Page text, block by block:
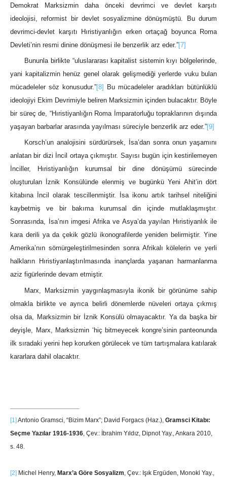
Demokrat Marksizmin daha önceki devrimci ve devlet karşıtı
ideolojisi, reformist bir devlet sosyalizmine dönüşmüştü. Bu durum
devrimci-devlet karşıtı Hıristiyanlığın erken ortaçağ boyunca Roma
Devleti’nin resmi dinine dönüşmesi ile benzerlik arz eder.”[7]
Bununla birlikte “uluslararası kapitalist sistemin kıyı bölgelerinde,
yani kapitalizmin henüz genel olarak gelişmediği yerlerde vuku bulan
mücadeleler söz konusudur.”[8]
Bu mücadeleler aradıkları bütünlüklü
ideolojiyi Ekim Devrimiyle beliren Marksizmin içinden bulacaktır. Böyle
bir süreç de, “Hıristiyanlığın Roma İmparatorluğu topraklarının dışında
yaşayan barbarlar arasında yayılması süreciyle benzerlik arz eder.”[9]
Korsch’un analojisini sürdürürsek, İsa’dan sonra onun yaşamını
anlatan bir dizi İncil ortaya çıkmıştır. Sayısı bugün için kestirilemeyen
İnciller, Hıristiyanlığın kurumsal bir dine dönüşümü sürecinde
oluşturulan İznik Konsülünde elenmiş ve bugünkü Yeni Ahit’in dört
kitabına İncil olarak tescillenmiştir. İsa ikonu artık tarihsel niteliğini
kaybetmiş ve bir bakıma kurumsal din içinde mutlaklaşmıştır.
Sonrasında, İsa’nın imgesi Afrika ve Asya’da yayılan Hıristiyanlık ile
kara derili ya da çekik gözlü ikonografilerde yeniden belirmiştir. Yine
Amerika’nın sömürgeleştirilmesinden sonra Afrikalı kölelerin ve yerli
halkların Hıristiyanlaştırılmasında inançlarda yaşanan harmanlanma
aziz figürlerinde devam etmiştir.
Marx, Marksizmin yaygınlaşmasıyla ikonik bir görünüme sahip
olmakla birlikte ve ayrıca belirli dönemlerde nüveleri ortaya çıkmış
olsa da, Marksizmin bir İznik Konsülü olmayacaktır. Ya da başka bir
deyişle, Marx, Marksizmin ‘hiç bitmeyecek kongre’sinin panteonunda
ilk sıradaki yerini hep korurken görülecek ve tüm tartışmalara katılarak
kararlara dahil olacaktır.
[1] Antonio Gramsci, “Bizim Marx”; David Forgacs (Haz.), Gramsci Kitabı:
Seçme Yazılar 1916-1936, Çev.: İbrahim Yıldız, Dipnot Yay., Ankara 2010,
s. 48.
[2] Michel Henry, Marx’a Göre Sosyalizm, Çev.: Işık Ergüden, Monokl Yay.,